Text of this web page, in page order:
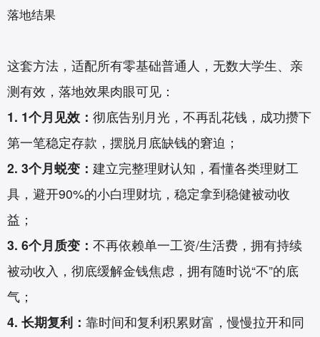
落地结果
这套方法，适配所有零基础普通人，无数大学生、亲
测有效，落地效果肉眼可见：
1. 1个月见效： 彻底告别月光，不再乱花钱，成功攒下
第一笔稳定存款，摆脱月底缺钱的窘迫；
2. 3个月蜕变： 建立完整理财认知，看懂各类理财工
具，避开90%的小白理财坑，稳定拿到稳健被动收
益；
3. 6个月质变： 不再依赖单一工资/生活费，拥有持续
被动收入，彻底缓解金钱焦虑，拥有随时说“不”的底
气；
4. 长期复利： 靠时间和复利积累财富，慢慢拉开和同